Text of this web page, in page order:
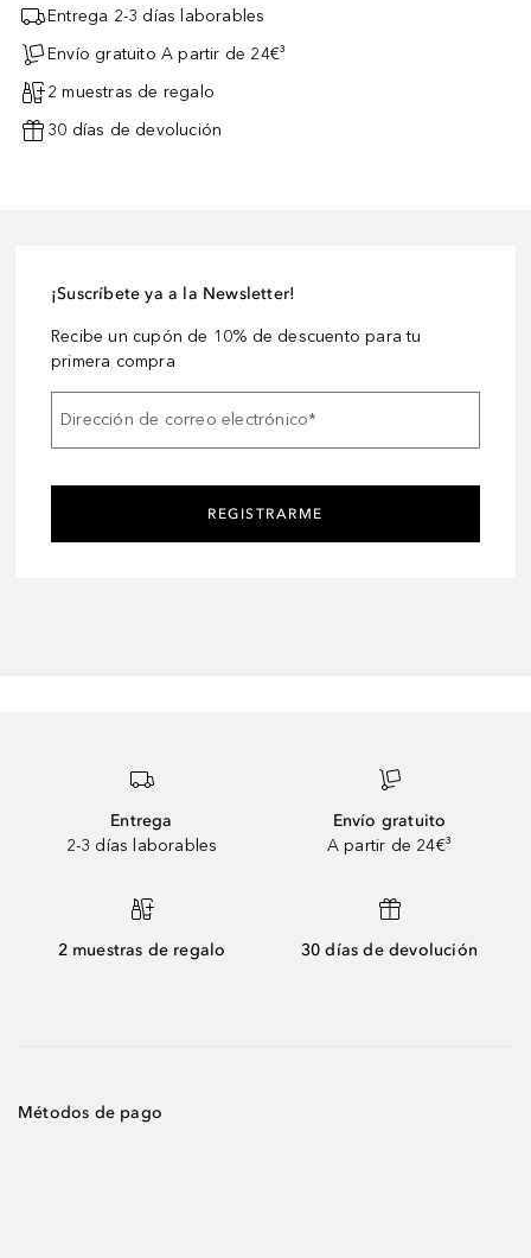
Entrega 2-3 días laborables
Envío gratuito A partir de 24€³
2 muestras de regalo
30 días de devolución
¡Suscríbete ya a la Newsletter!
Recibe un cupón de 10% de descuento para tu
primera compra
Dirección de correo electrónico*
REGISTRARME
Entrega
2-3 días laborables
Envío gratuito
A partir de 24€³
2 muestras de regalo 30 días de devolución
Métodos de pago